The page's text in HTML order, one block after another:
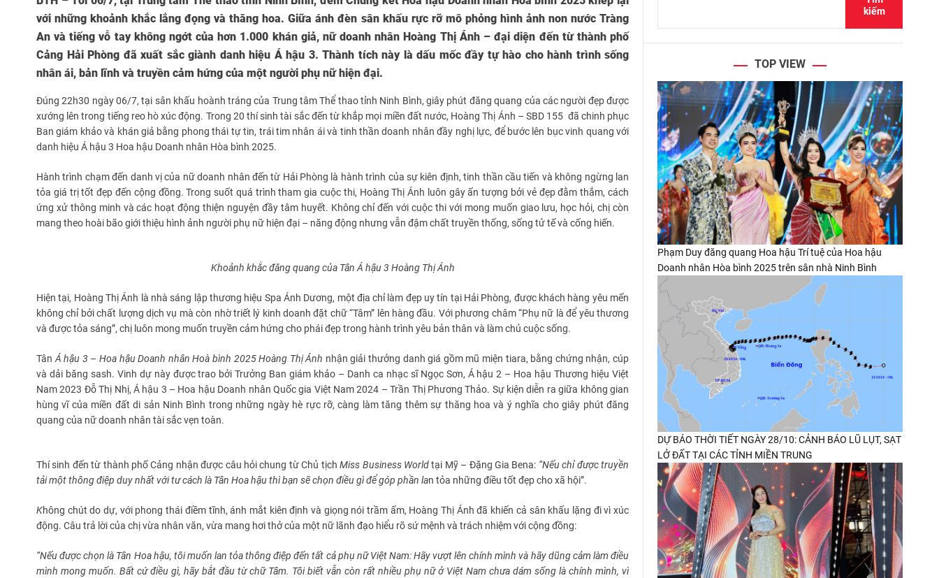
với những khoảnh khắc lắng đọng và thăng hoa. Giữa ánh đèn sân khấu rực rỡmô phỏng hình ảnh non nước Tràng
An và tiếng vỗ tay không ngớt của hơn 1.000 khán giả, nữ doanh nhân Hoàng Thị Ánh – đại diện đến từ thành phố
Cảng Hải Phòng đã xuất sắc giành danh hiệu Á hậu 3. Thành tích này là dấu mốc đầy tự hào cho hành trình sống
nhân ái, bản lĩnh và truyền cảm hứng của một người phụ nữ hiện đại.
Đúng 22h30 ngày 06/7, tại sân khấu hoành tráng của Trung tâm Thể thao tỉnh Ninh Bình, giây phút đăng quang của các người đẹp được
xướng lên trong tiếng reo hò xúc động. Trong 20 thí sinh tài sắc đến từ khắp mọi miền đất nước, Hoàng Thị Ánh – SBD 155 đã chinh phục
Ban giám khảo và khán giả bằng phong thái tự tin, trái tim nhân ái và tinh thần doanh nhân đầy nghị lực, để bước lên bục vinh quang với
danh hiệu Á hậu 3 Hoa hậu Doanh nhân Hòa bình 2025.
Hành trình chạm đến danh vị của nữ doanh nhân đến từ Hải Phòng là hành trình của sự kiên định, tinh thần cầu tiến và không ngừng lan
tỏa giá trị tốt đẹp đến cộng đồng. Trong suốt quá trình tham gia cuộc thi, Hoàng Thị Ánh luôn gây ấn tượng bởi vẻ đẹp đằm thắm, cách
ứng xử thông minh và các hoạt động thiện nguyện đầy tâm huyết. Không chỉ đến với cuộc thi với mong muốn giao lưu, học hỏi, chị còn
mang theo hoài bão giới thiệu hình ảnh người phụ nữ hiện đại – năng động nhưng vẫn đậm chất truyền thống, sống tử tế và cống hiến.
Khoảnh khắc đăng quang của Tân Á hậu 3 Hoàng Thị Ánh
Hiện tại, Hoàng Thị Ánh là nhà sáng lập thương hiệu Spa Ánh Dương, một địa chỉ làm đẹp uy tín tại Hải Phòng, được khách hàng yêu mến
không chỉ bởi chất lượng dịch vụ mà còn nhờ triết lý kinh doanh đặt chữ “Tâm” lên hàng đầu. Với phương châm “Phụ nữ là để yêu thương
và được tỏa sáng”, chị luôn mong muốn truyền cảm hứng cho phái đẹp trong hành trình yêu bản thân và làm chủ cuộc sống.
TânÁ hậu 3 – Hoa hậu Doanh nhânHoà bình 2025 Hoàng Thị Ánh nhận giải thưởng danh giá gồm mũ miện tiara, bằng chứng nhận, cúp
và dải băng sash. Vinh dự này được trao bởi Trưởng Ban giám khảo – Danh ca nhạc sĩ Ngọc Sơn, Á hậu 2 – Hoa hậu Thương hiệu Việt
Nam 2023 Đỗ Thị Nhị, Á hậu 3 – Hoa hậu Doanh nhân Quốc gia Việt Nam 2024 – Trần Thị Phương Thảo. Sự kiện diễn ra giữa không gian
hùng vĩ của miền đất di sản Ninh Bình trong những ngày hè rực rỡ, càng làm tăng thêm sự thăng hoa và ý nghĩa cho giây phút đăng
quang của nữ doanh nhân tài sắc vẹn toàn.
Thí sinh đến từ thành phố Cảng nhận được câu hỏi chung từ Chủ tịchMiss BusinessWorldtại Mỹ – Đặng Gia Bena: “Nếu chỉ được truyền
tải một thông điệp duy nhất với tư cách là Tân Hoa hậu thì bạn sẽ chọn điều gì để góp phần lan tỏa những điều tốt đẹp cho xã hội”.
Không chút do dự, với phong thái điềm tĩnh, ánh mắt kiên định và giọng nói trầm ấm, Hoàng Thị Ánh đã khiến cả sân khấu lặng đi vì xúc
động. Câu trả lời của chị vừa nhân văn, vừa mang hơi thở của một nữ lãnh đạo hiểu rõ sứ mệnh và trách nhiệm với cộng đồng:
“Nếu được chọn là Tân Hoa hậu, tôi muốn lan tỏa thông điệp đến tất cả phụ nữ Việt Nam: Hãy vượt lên chính mình và hãy dũng cảm làm điều
mình mong muốn. Bất cứ điều gì, hãy bắt đầu từ chữ Tâm. Tôi biết vẫn còn rất nhiều phụ nữ ở Việt Nam chưa dám sống là chính mình, vì
kiếm
TOP VIEW
Phạm Duy đăng quang Hoa hậu Trí tuệ của Hoa hậu
Doanh nhân Hòa bình 2025 trên sân nhà Ninh Bình
DỰ BÁO THỜI TIẾT NGÀY 28/10: CẢNH BÁO LŨ LỤT, SẠT
LỞ ĐẤT TẠI CÁC TỈNH MIỀN TRUNG